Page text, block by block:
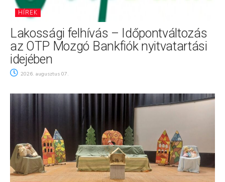
HÍREK
Lakossági felhívás – Időpontváltozás
az OTP Mozgó Bankfiók nyitvatartási
idejében
2026. augusztus 07.